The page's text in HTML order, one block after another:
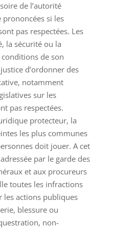
de l’autorité
si les
pas respectées. Les
la sécurité ou la
de son
d’ordonner des
notamment
sur les
pas respectées.
protecteur, la
les plus communes
doit jouer. A cet
par le garde des
et aux procureurs
toutes les infractions
les actions publiques
blessure ou
non-